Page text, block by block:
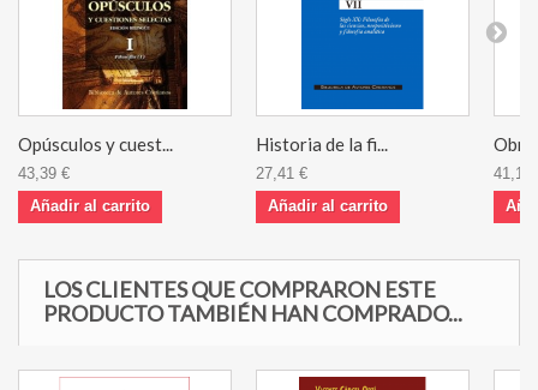
Opúsculos y cuest...
43,39 €
Añadir al carrito
Historia de la fi...
27,41 €
Añadir al carrito
41,11
LOS CLIENTES QUE COMPRARON ESTE
PRODUCTO TAMBIÉN HAN COMPRADO...